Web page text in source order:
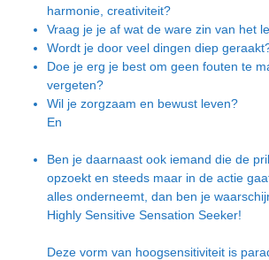
harmonie, creativiteit?
Vraag je je af wat de ware zin van het
Wordt je door veel dingen diep
Doe je erg je best om geen fouten te
vergeten?
Wil je zorgzaam en bewust leven?
En
Ben je daarnaast ook iemand die de
opzoekt en steeds maar in de actie
alles onderneemt, dan ben je
Highly Sensitive Sensation Seeker!
Deze vorm van hoogsensitiviteit is